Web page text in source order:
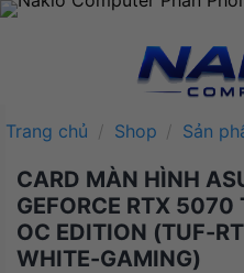
Bỏ
Trang chủ / Shop / Sản
CARD MÀN HÌNH
GEFORCE RTX 5070
OC EDITION (TUF-
WHITE-GAMING)